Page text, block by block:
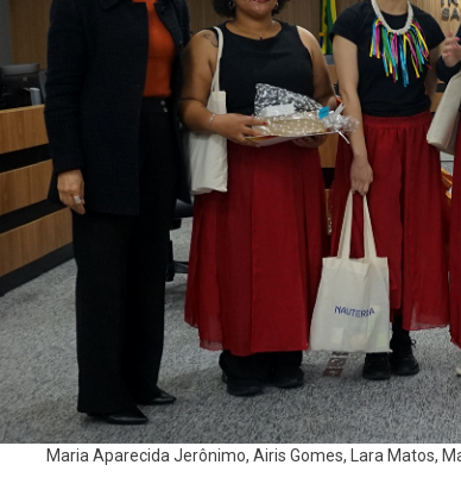
Maria Aparecida Jerônimo, Airis Gomes, Lara Matos,